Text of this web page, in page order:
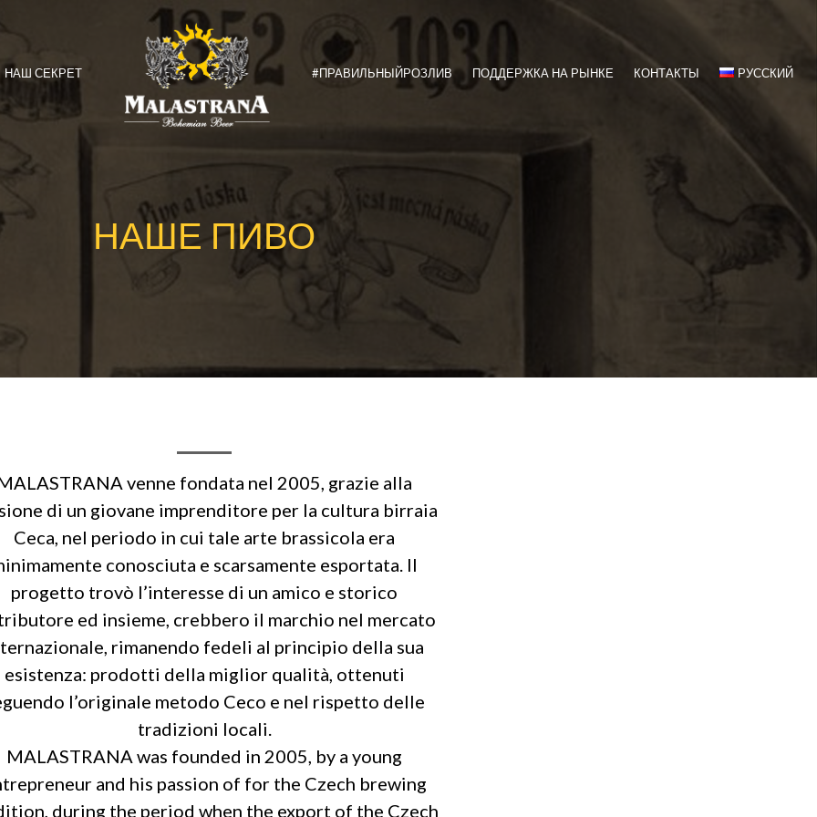
НАШ СЕКРЕТ
Malastrana
—
Bohemian#ПРАВИЛЬНЫЙРОЗЛИВ ПОДДЕРЖКА НА РЫНКЕ КОНТАКТЫ РУССКИЙ
НАШЕ ПИВО
venne fondata nel 2005, grazie alla
di un giovane imprenditore per la cultura birraia
Ceca, nel periodo in cui tale arte brassicola era
conosciuta e scarsamente esportata. Il
progetto trovò l’interesse di un amico e storico
ed insieme, crebbero il marchio nel mercato
rimanendo fedeli al principio della sua
esistenza: prodotti della miglior qualità, ottenuti
l’originale metodo Ceco e nel rispetto delle
tradizioni locali.
MALASTRANA was founded in 2005, by a young
and his passion of for the Czech brewing
during the period when the export of the Czech